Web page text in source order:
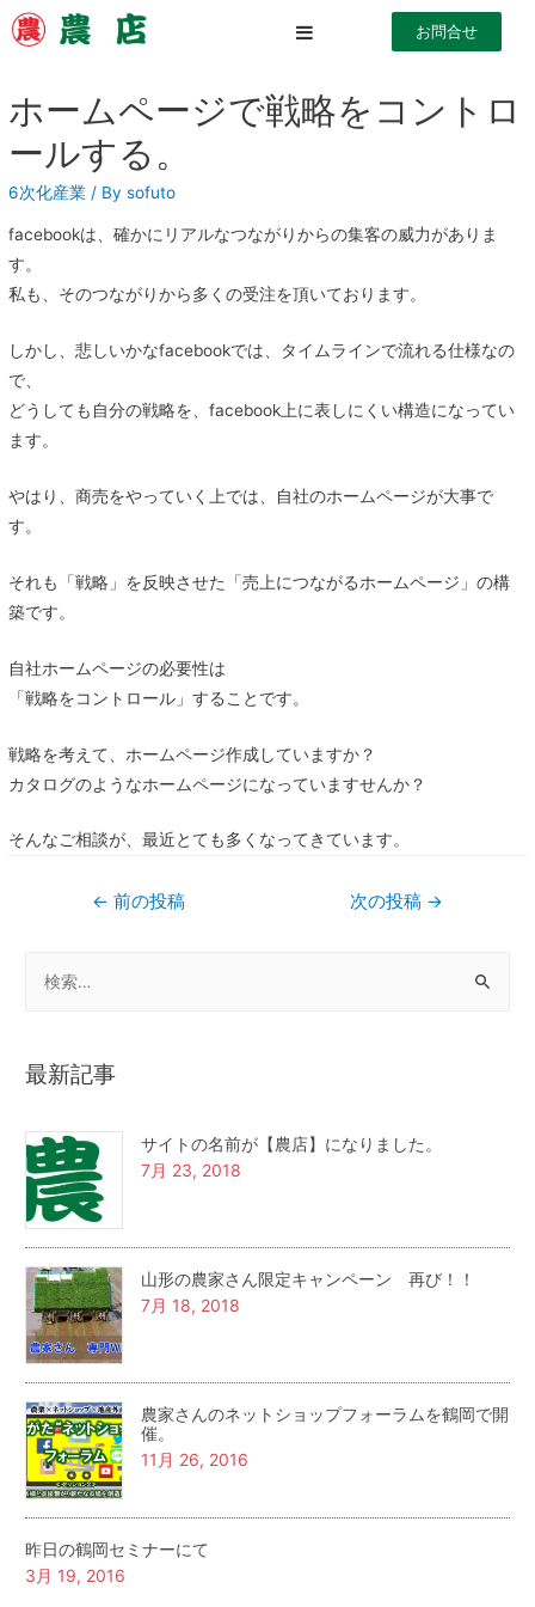
お問合せ
ホームページで戦略をコントロ
ールする。
6次化産業 / Bysofuto
facebookは、確かにリアルなつながりからの集客の威力がありま
す。
私も、そのつながりから多くの受注を頂いております。
しかし、悲しいかなfacebookでは、タイムラインで流れる仕様なの
で、
どうしても自分の戦略を、facebook上に表しにくい構造になってい
ます。
やはり、商売をやっていく上では、自社のホームページが大事で
す。
それも「戦略」を反映させた「売上につながるホームページ」の構
築です。
自社ホームページの必要性は
「戦略をコントロール」することです。
戦略を考えて、ホームページ作成していますか？
カタログのようなホームページになっていますせんか？
そんなご相談が、最近とても多くなってきています。
← 前の投稿 次の投稿 →
最新記事
サイトの名前が【農店】になりました。
7月 23, 2018
山形の農家さん限定キャンペーン 再び！！
7月 18, 2018
農家さんのネットショップフォーラムを鶴岡で開
催。
11月 26, 2016
昨日の鶴岡セミナーにて
3月 19, 2016